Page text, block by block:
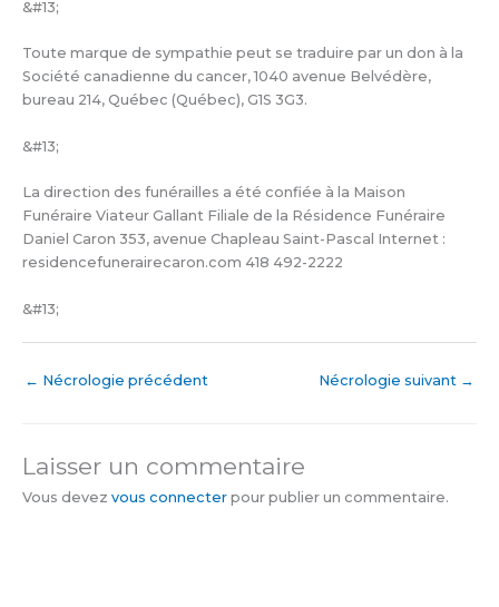
&#13;
Toute marque de sympathie peut se traduire par un don à la
Société canadienne du cancer, 1040 avenue Belvédère,
bureau 214, Québec (Québec), G1S 3G3.
&#13;
La direction des funérailles a été confiée à la Maison
Funéraire Viateur Gallant Filiale de la Résidence Funéraire
Daniel Caron 353, avenue Chapleau Saint-Pascal Internet :
residencefunerairecaron.com 418 492-2222
&#13;
← Nécrologie précédent Nécrologie suivant →
Laisser un commentaire
Vous devez vous connecter pour publier un commentaire.